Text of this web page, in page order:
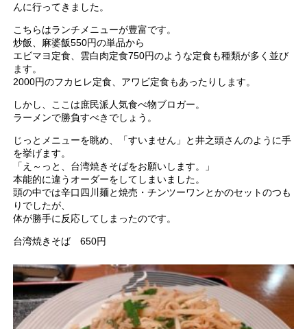
んに行ってきました。
こちらはランチメニューが豊富です。
炒飯、麻婆飯550円の単品から
エビマヨ定食、雲白肉定食750円のような定食も種類が多く並び
ます。
2000円のフカヒレ定食、アワビ定食もあったりします。
しかし、ここは庶民派人気食べ物ブロガー。
ラーメンで勝負すべきでしょう。
じっとメニューを眺め、「すいません」と井之頭さんのように手
を挙げます。
「え～っと、台湾焼きそばをお願いします。」
本能的に違うオーダーをしてしまいました。
頭の中では辛口四川麺と焼売・チンツーワンとかのセットのつも
りでしたが、
体が勝手に反応してしまったのです。
台湾焼きそば 650円